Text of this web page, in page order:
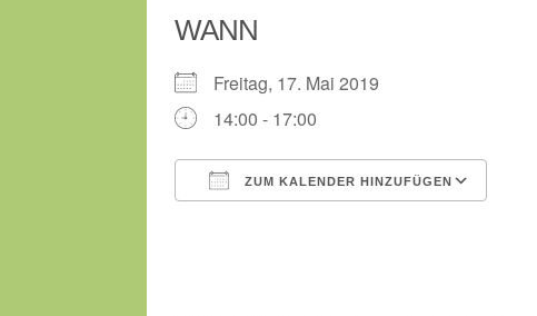
WANN
Freitag, 17. Mai 2019
14:00 - 17:00
ZUM KALENDER HINZUFÜGEN